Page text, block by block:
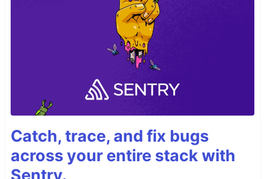
Catch, trace, and fix bugs
across your entire stack with